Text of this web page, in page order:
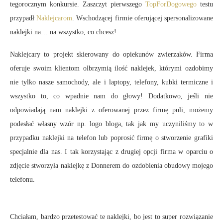
tegorocznym konkursie. Zaszczyt pierwszego TopForDogowego testu
przypadłNaklejcarom. Wschodzącej firmie oferującej spersonalizowane
naklejki na… na wszystko, co chcesz!
Naklejcary to projekt skierowany do opiekunów zwierzaków. Firma
oferuje swoim klientom olbrzymią ilość naklejek, którymi ozdobimy
nie tylko nasze samochody, ale i laptopy, telefony, kubki termiczne i
wszystko to, co wpadnie nam do głowy! Dodatkowo, jeśli nie
odpowiadają nam naklejki z oferowanej przez firmę puli, możemy
podesłać własny wzór np. logo bloga, tak jak my uczyniliśmy to w
przypadku naklejki na telefon lub poprosić firmę o stworzenie grafiki
specjalnie dla nas. I tak korzystając z drugiej opcji firma w oparciu o
zdjęcie stworzyła naklejkę z Donnerem do ozdobienia obudowy mojego
telefonu.
Chciałam, bardzo przetestować te naklejki, bo jest to super rozwiązanie